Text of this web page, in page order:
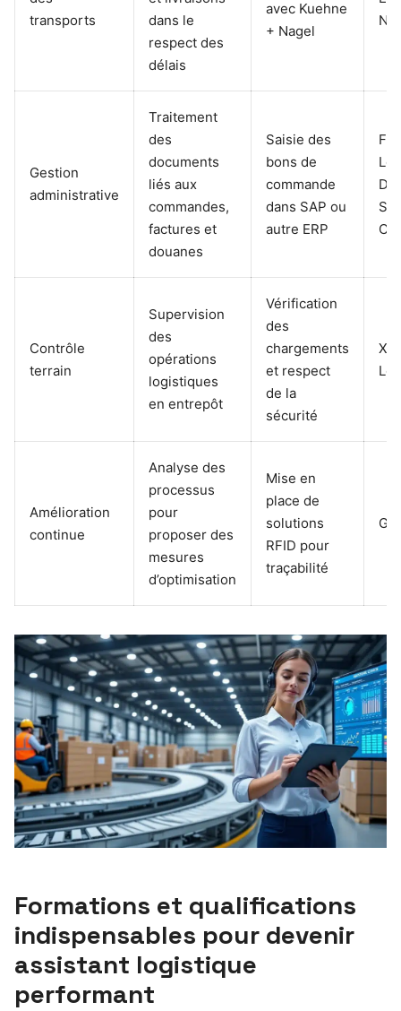
transports
dans le
respect des
délais
avec Kuehne
+ Nagel
Gestion
administrative
Traitement
des
documents
liés aux
commandes,
factures et
douanes
Saisie des
bons de
commande
dans SAP ou
autre ERP
FM
Contrôle
terrain
Supervision
des
opérations
logistiques
en entrepôt
Vérification
des
chargements
et respect
de la
sécurité
Amélioration
continue
Analyse des
processus
pour
proposer des
mesures
d’optimisation
Mise en
place de
solutions
RFID pour
traçabilité
Formations et qualifications
indispensables pour devenir
assistant logistique
performant